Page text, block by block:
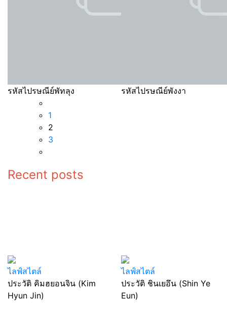
รหัสไปรษณีย์พัทลุง รหัสไปรษณีย์พังงา
1
2
3
Recent posts
ไลฟ์สไตล์
ประวัติ คิมฮยอนจิน (Kim
Hyun Jin)
ไลฟ์สไตล์
ประวัติ ชินเยอึน (Shin Ye
Eun)